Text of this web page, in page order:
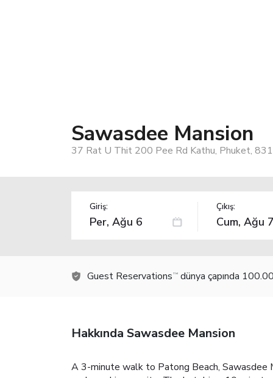
Sawasdee Mansion
37 Rat U Thit 200 Pee Rd Kathu, Phuket,
Giriş: Çıkış:
Guest Reservations TM dünya çapında
Hakkında Sawasdee Mansion
A 3-minute walk to Patong Beach, Sawasdee